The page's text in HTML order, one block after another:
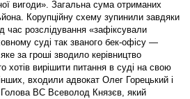
вигоди». Загальна сума отриманих
Корупційну схему зупинили завдяки
час розслідування «зафіксували
суді так званого бек-офісу —
за гроші зводило керівництво
хотів вирішити питання в суді на свою
входили адвокат Олег Горецький і
Голова ВС Всеволод Князєв, який